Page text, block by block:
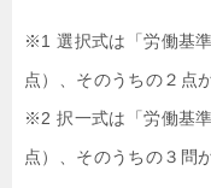
※1 選択式は「労働基
点）、そのうちの２点
※2 択一式は「労働基
点）、そのうちの３問